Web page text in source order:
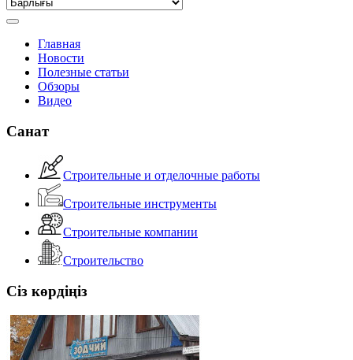
Главная
Новости
Полезные статьи
Обзоры
Видео
Санат
Строительные и отделочные работы
Строительные инструменты
Строительные компании
Строительство
Сіз көрдіңіз